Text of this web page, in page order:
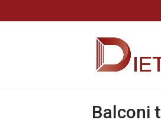
Balconi